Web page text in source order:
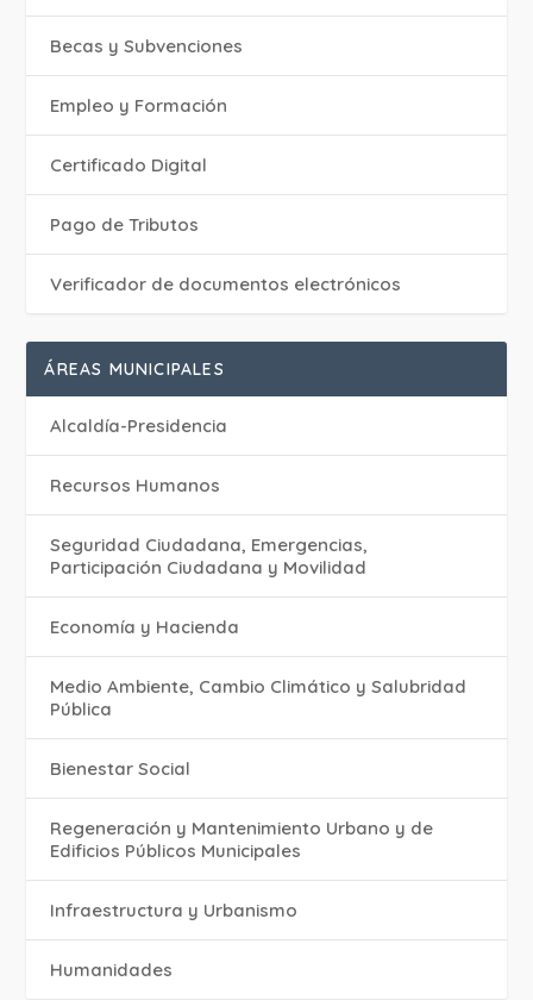
Becas y Subvenciones
Empleo y Formación
Certificado Digital
Pago de Tributos
Verificador de documentos electrónicos
ÁREAS MUNICIPALES
Alcaldía-Presidencia
Recursos Humanos
Seguridad Ciudadana, Emergencias,
Participación Ciudadana y Movilidad
Economía y Hacienda
Medio Ambiente, Cambio Climático y Salubridad
Pública
Bienestar Social
Regeneración y Mantenimiento Urbano y de
Edificios Públicos Municipales
Infraestructura y Urbanismo
Humanidades